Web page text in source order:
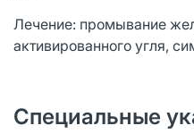
Лечение: промывание
активированного угля,
Специальные